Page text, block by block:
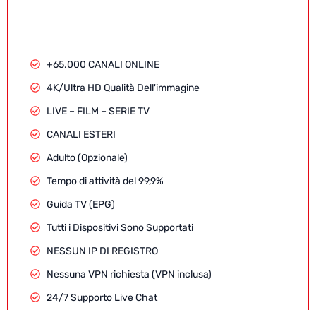
+65.000 CANALI ONLINE
4K/Ultra HD Qualità Dell'immagine
LIVE – FILM – SERIE TV
CANALI ESTERI
Adulto (Opzionale)
Tempo di attività del 99,9%
Guida TV (EPG)
Tutti i Dispositivi Sono Supportati
NESSUN IP DI REGISTRO
Nessuna VPN richiesta (VPN inclusa)
24/7 Supporto Live Chat